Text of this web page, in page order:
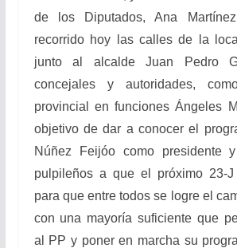
de los Diputados, Ana
recorrido hoy las calles de la
junto al alcalde Juan Pedro
concejales y autoridades,
provincial en funciones Ángeles
objetivo de dar a conocer el
Núñez Feijóo como presidente
pulpileños a que el próximo 23-
para que entre todos se logre el
con una mayoría suficiente que
al PP y poner en marcha su